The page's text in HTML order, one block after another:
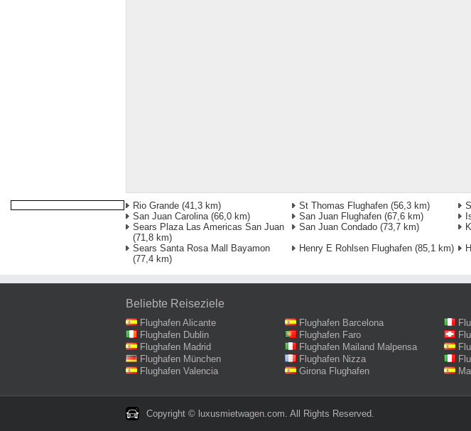
Rio Grande (41,3 km) St Thomas Flughafen (56,3 km)
San Juan Carolina(66,0 km) San Juan Flughafen (67,6 km)
Sears Plaza Las Americas San Juan
(71,8 km)
San Juan Condado (73,7 km)
Sears Santa Rosa Mall Bayamon
(77,4 km)
Henry E Rohlsen Flughafen (85,1 km)
Beliebte Reiseziele
Flughafen Alicante Flughafen Barcelona
Flughafen Dublin
Flughafen Faro
Flughafen Madrid
Flughafen Mailand Malpensa
Flughafen München
Flughafen Nizza
Flughafen Valencia
Girona Flughafen
Copyright © luxusmietwagen.com. All Rights Reserved.‎